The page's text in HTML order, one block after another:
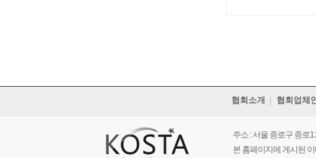
협회소개 협회업체
주소 : 서울 종로구 종로
본 홈페이지에 게시된